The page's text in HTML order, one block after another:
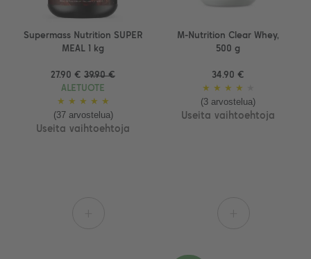
Supermass Nutrition SUPER
MEAL 1 kg
27.90 € 39.90 €
ALETUOTE
★ ★ ★ ★ ★
(37 arvostelua)
Useita vaihtoehtoja
M-Nutrition Clear Whey,
500 g
34.90 €
★ ★ ★ ★
(3 arvostelua)
Useita vaihtoehtoja